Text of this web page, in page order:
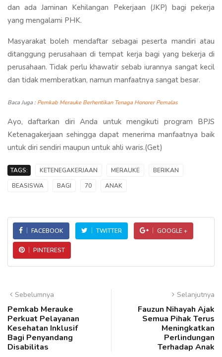
dan ada Jaminan Kehilangan Pekerjaan (JKP) bagi pekerja
yang mengalami PHK.
Masyarakat boleh mendaftar sebagai peserta mandiri atau
ditanggung perusahaan di tempat kerja bagi yang bekerja di
perusahaan. Tidak perlu khawatir sebab iurannya sangat kecil
dan tidak memberatkan, namun manfaatnya sangat besar.
Baca Juga : Pemkab Merauke Berhentikan Tenaga Honorer Pemalas
Ayo, daftarkan diri Anda untuk mengikuti program BPJS
Ketenagakerjaan sehingga dapat menerima manfaatnya baik
untuk diri sendiri maupun untuk ahli waris.(Get)
TAGS: KETENEGAKERJAAN MERAUKE
BERIKAN
BEASISWA
BAGI 70 ANAK
FACEBOOK TWITTER GOOGLE +
PINTEREST
Sebelumnya
Pemkab Merauke
Perkuat Pelayanan
Kesehatan Inklusif
Bagi Penyandang
Disabilitas
Selanjutnya
Fauzun Nihayah Ajak
Semua Pihak Terus
Meningkatkan
Perlindungan
Terhadap Anak